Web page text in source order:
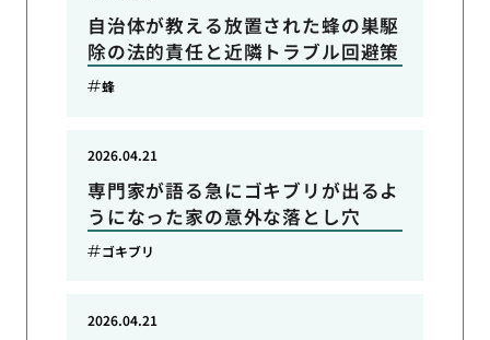
自治体が教える放置された蜂の巣駆
除の法的責任と近隣トラブル回避策
蜂
専門家が語る急にゴキブリが出るよ
うになった家の意外な落とし穴
2026.04.21
ゴキブリ
2026.04.21